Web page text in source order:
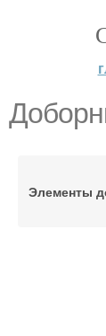
Элементы